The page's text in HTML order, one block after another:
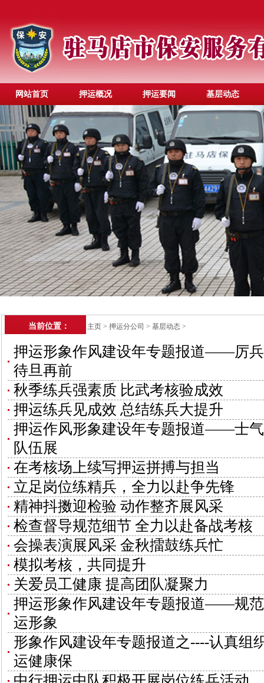
网站首页 押运概况 押运要闻 基层动态
当前位置： 主页 > 押运分公司 > 基层动态 >
押运形象作风建设年专题报道——厉
待旦再前
秋季练兵强素质 比武考核验成效
押运练兵见成效 总结练兵大提升
押运作风形象建设年专题报道——士
队伍展
在考核场上续写押运拼搏与担当
立足岗位练精兵，全力以赴争先锋
精神抖擞迎检验 动作整齐展风采
检查督导规范细节 全力以赴备战考核
会操表演展风采 金秋擂鼓练兵忙
模拟考核，共同提升
关爱员工健康 提高团队凝聚力
押运形象作风建设年专题报道——规
运形象
形象作风建设年专题报道之----认真组
运健康保